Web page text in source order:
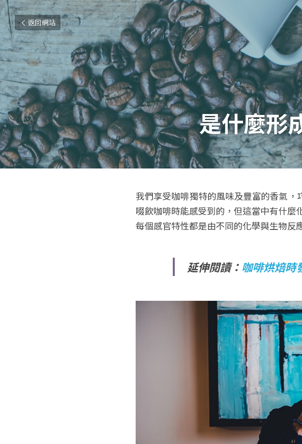
返回網站
是什麼形
我們享受咖啡獨特的風味及豐富的香氣
啜飲咖啡時能感受到的，但這當中有什麼
每個感官特性都是由不同的化學與生物
延伸閱讀：咖啡烘焙時